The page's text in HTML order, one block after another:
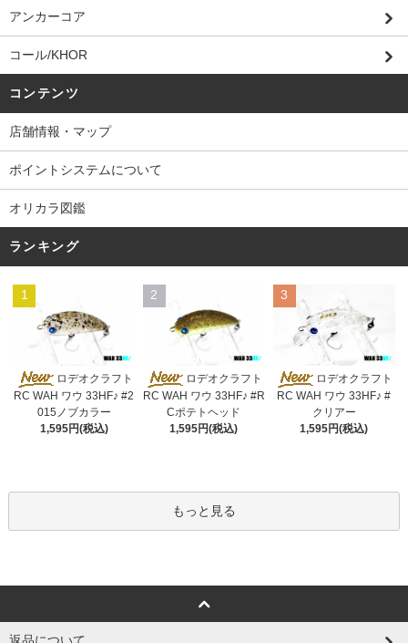
アンカーコア
コール/KHOR
コンテンツ
店舗情報・マップ
ポイントシステムについて
オリカラ図鑑
ランキング
1
ロデオクラフト
RC WAH ワウ 33HF♪ #2
015ノブカラー
1,595円(税込)
2
ロデオクラフト
RC WAH ワウ 33HF♪ #R
Cポテトヘッド
1,595円(税込)
3
ロデオクラフト
RC WAH ワウ 33HF♪ #
クリアー
1,595円(税込)
もっと見る